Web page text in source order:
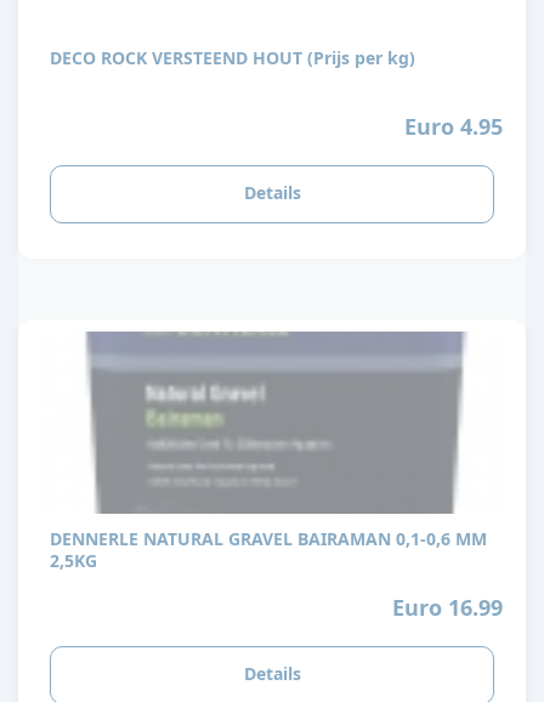
DECO ROCK VERSTEEND HOUT (Prijs per kg)
Euro 4.95
Details
DENNERLE NATURAL GRAVEL BAIRAMAN 0,1-0,6 MM
2,5KG
Euro 16.99
Details